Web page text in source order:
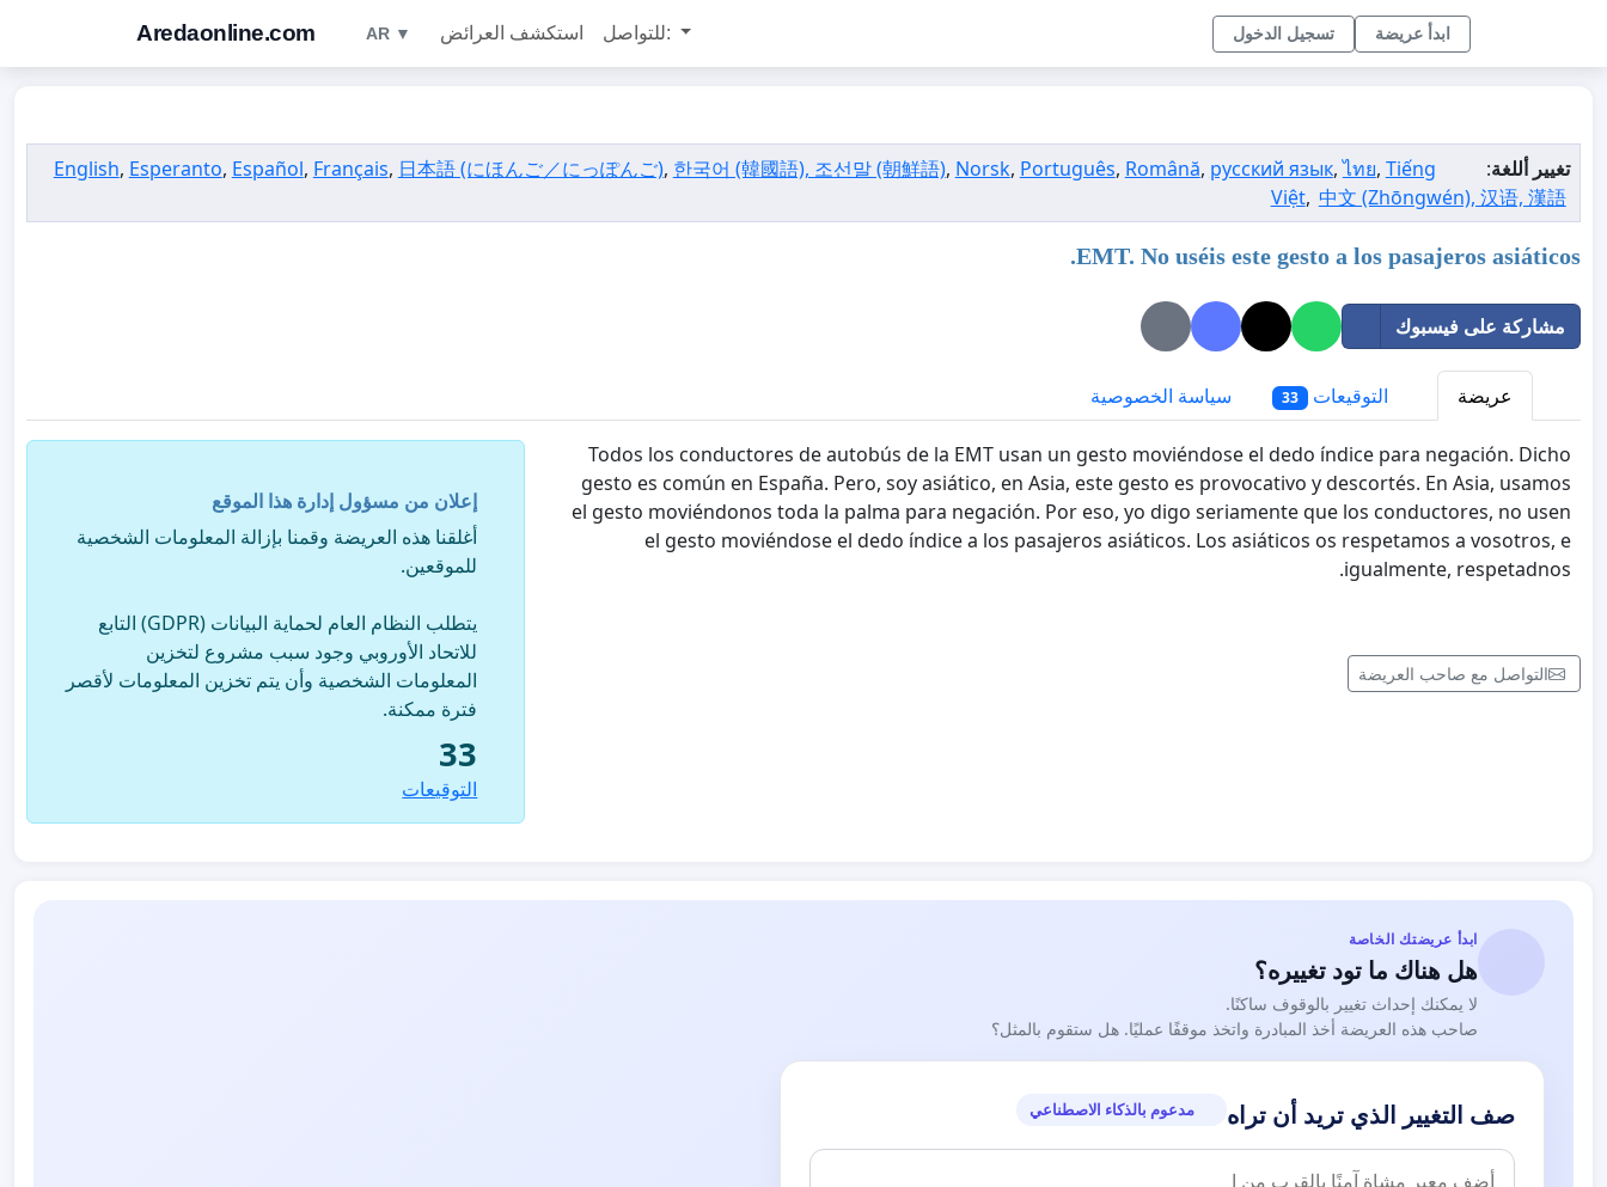
Aredaonline.com AR ▼ استكشف العرائض للتواصل: تسجيل الدخول ابدأ عريضة
تغيير أللغة:
English, Esperanto, Español, Français, 日本語 (にほんご／にっぽんご), 한국어 (韓國語), 조선말 (朝鮮語), Norsk, Português, Română, русский язык,ไทย, Tiếng
Việt, 中文 (Zhōngwén), 汉语, 漢語
EMT. No uséis este gesto a los pasajeros asiáticos.
مشاركة على فيسبوك
عريضة التوقيعات 33 سياسة الخصوصية
Todos los conductores de autobús de la EMT usan un gesto moviéndose el dedo índice para negación. Dicho
gesto es común en España. Pero, soy asiático, en Asia, este gesto es provocativo y descortés. En Asia, usamos
el gesto moviéndonos toda la palma para negación. Por eso, yo digo seriamente que los conductores, no usen
el gesto moviéndose el dedo índice a los pasajeros asiáticos. Los asiáticos os respetamos a vosotros, e
igualmente, respetadnos.
التواصل مع صاحب العريضة
إعلان من مسؤول إدارة هذا الموقع
أغلقنا هذه العريضة وقمنا بإزالة المعلومات الشخصية
للموقعين.
يتطلب النظام العام لحماية البيانات (GDPR) التابع
للاتحاد الأوروبي وجود سبب مشروع لتخزين
المعلومات الشخصية وأن يتم تخزين المعلومات لأقصر
فترة ممكنة.
33
التوقيعات
ابدأ عريضتك الخاصة
هل هناك ما تود تغييره؟
لا يمكنك إحداث تغيير بالوقوف ساكنًا.
صاحب هذه العريضة أخذ المبادرة واتخذ موقفًا عمليًا. هل ستقوم بالمثل؟
صف التغيير الذي تريد أن تراه مدعوم بالذكاء الاصطناعي